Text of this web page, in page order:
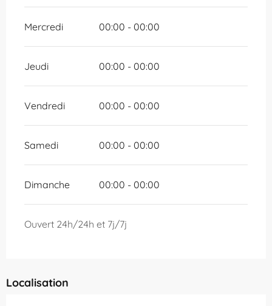
Mercredi 00:00 - 00:00
Jeudi 00:00 - 00:00
Vendredi 00:00 - 00:00
Samedi 00:00 - 00:00
Dimanche 00:00 - 00:00
Ouvert 24h/24h et 7j/7j
Localisation